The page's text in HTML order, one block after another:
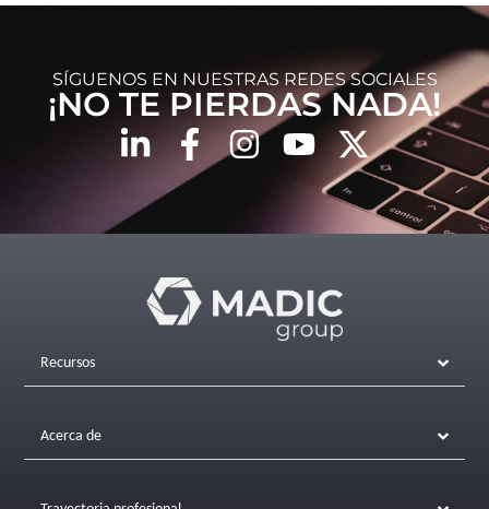
SÍGUENOS EN NUESTRAS REDES SOCIALES
¡NO TE PIERDAS NADA!
Recursos
Acerca de